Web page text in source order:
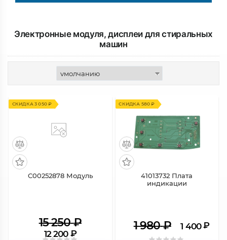
Электронные модуля, дисплеи для стиральных
машин
C00252878 Модуль
15 250₽
12 200 ₽
41013732 Плата
индикации
1 980₽ 1 400 ₽